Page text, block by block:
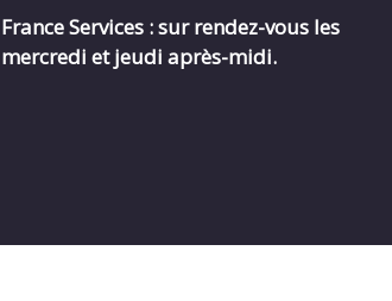
France Services : sur rendez-vous les
mercredi et jeudi après-midi.